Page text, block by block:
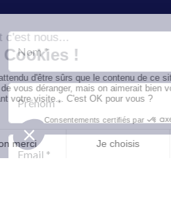
Nom *
Prénom *
Email *